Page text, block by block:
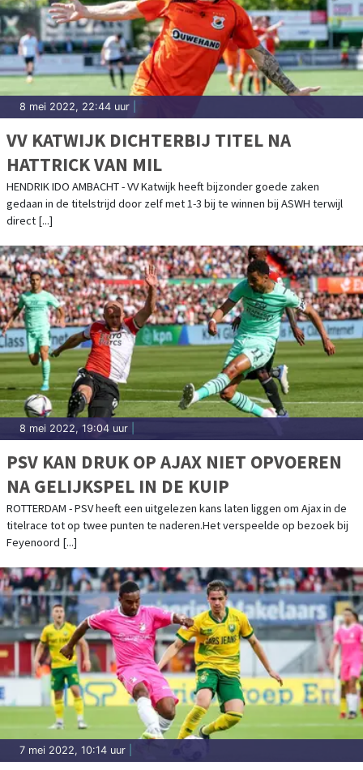
8 mei 2022, 22:44 uur
VV KATWIJK DICHTERBIJ TITEL NA
HATTRICK VAN MIL
HENDRIK IDO AMBACHT - VV Katwijk heeft bijzonder goede zaken
gedaan in de titelstrijd door zelf met 1-3 bij te winnen bij ASWH terwijl
direct [...]
8 mei 2022, 19:04 uur
PSV KAN DRUK OP AJAX NIET OPVOEREN
NA GELIJKSPEL IN DE KUIP
ROTTERDAM - PSV heeft een uitgelezen kans laten liggen om Ajax in de
titelrace tot op twee punten te naderen.Het verspeelde op bezoek bij
Feyenoord [...]
7 mei 2022, 10:14 uur